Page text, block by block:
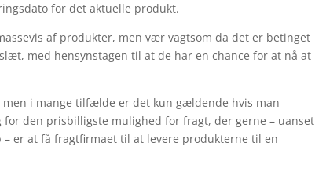
for det aktuelle produkt.
af produkter, men vær vagtsom da det er betinget
med hensynstagen til at de har en chance for at nå at
i mange tilfælde er det kun gældende hvis man
den prisbilligste mulighed for fragt, der gerne – uanset
er at få fragtfirmaet til at levere produkterne til en